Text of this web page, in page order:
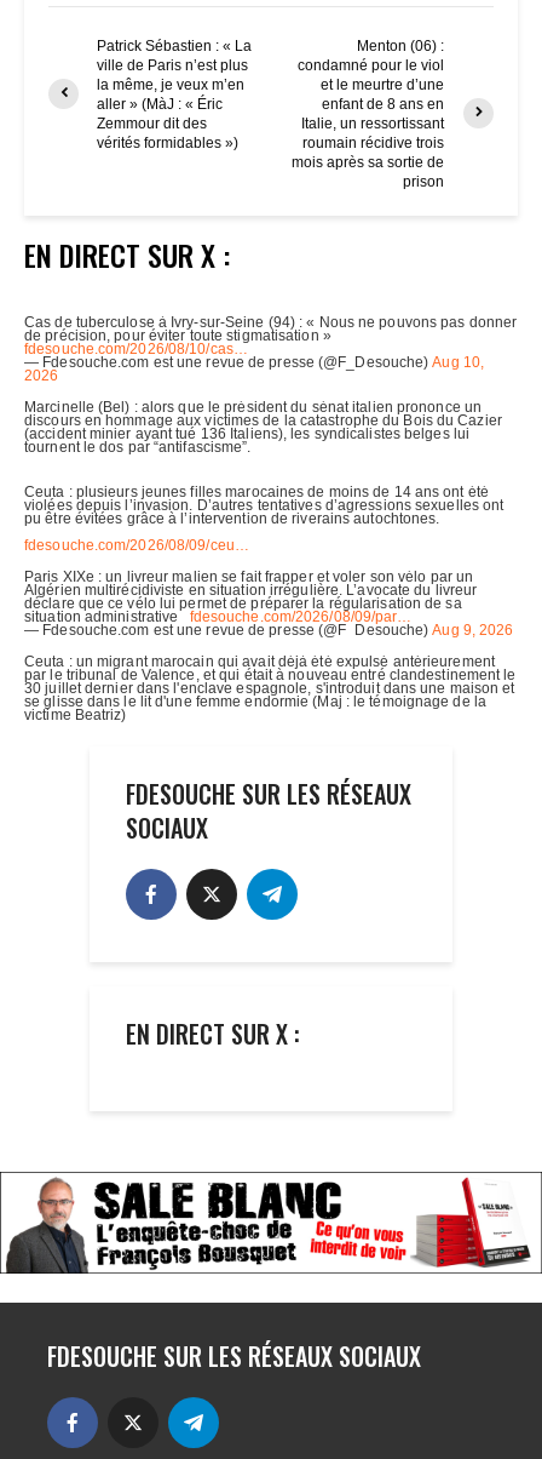
Patrick Sébastien : « La
ville de Paris n’est plus
la même, je veux m’en
aller » (MàJ : « Éric
Zemmour dit des
vérités formidables »)
Menton (06) :
condamné pour le viol
et le meurtre d’une
enfant de 8 ans en
Italie, un ressortissant
roumain récidive trois
mois après sa sortie de
prison
EN DIRECT SUR X :
FDESOUCHE SUR LES RÉSEAUX
SOCIAUX
EN DIRECT SUR X :
FDESOUCHE SUR LES RÉSEAUX SOCIAUX